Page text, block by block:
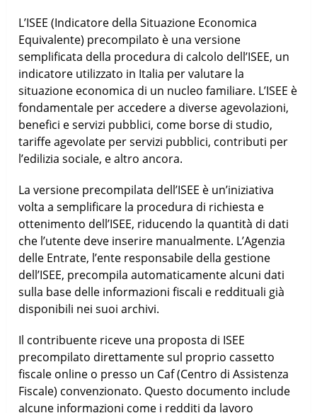
L’ISEE (Indicatore della Situazione Economica
Equivalente) precompilato è una versione
semplificata della procedura di calcolo dell’ISEE, un
indicatore utilizzato in Italia per valutare la
situazione economica di un nucleo familiare. L’ISEE è
fondamentale per accedere a diverse agevolazioni,
benefici e servizi pubblici, come borse di studio,
tariffe agevolate per servizi pubblici, contributi per
l’edilizia sociale, e altro ancora.
La versione precompilata dell’ISEE è un’iniziativa
volta a semplificare la procedura di richiesta e
ottenimento dell’ISEE, riducendo la quantità di dati
che l’utente deve inserire manualmente. L’Agenzia
delle Entrate, l’ente responsabile della gestione
dell’ISEE, precompila automaticamente alcuni dati
sulla base delle informazioni fiscali e reddituali già
disponibili nei suoi archivi.
Il contribuente riceve una proposta di ISEE
precompilato direttamente sul proprio cassetto
fiscale online o presso un Caf (Centro di Assistenza
Fiscale) convenzionato. Questo documento include
alcune informazioni come i redditi da lavoro